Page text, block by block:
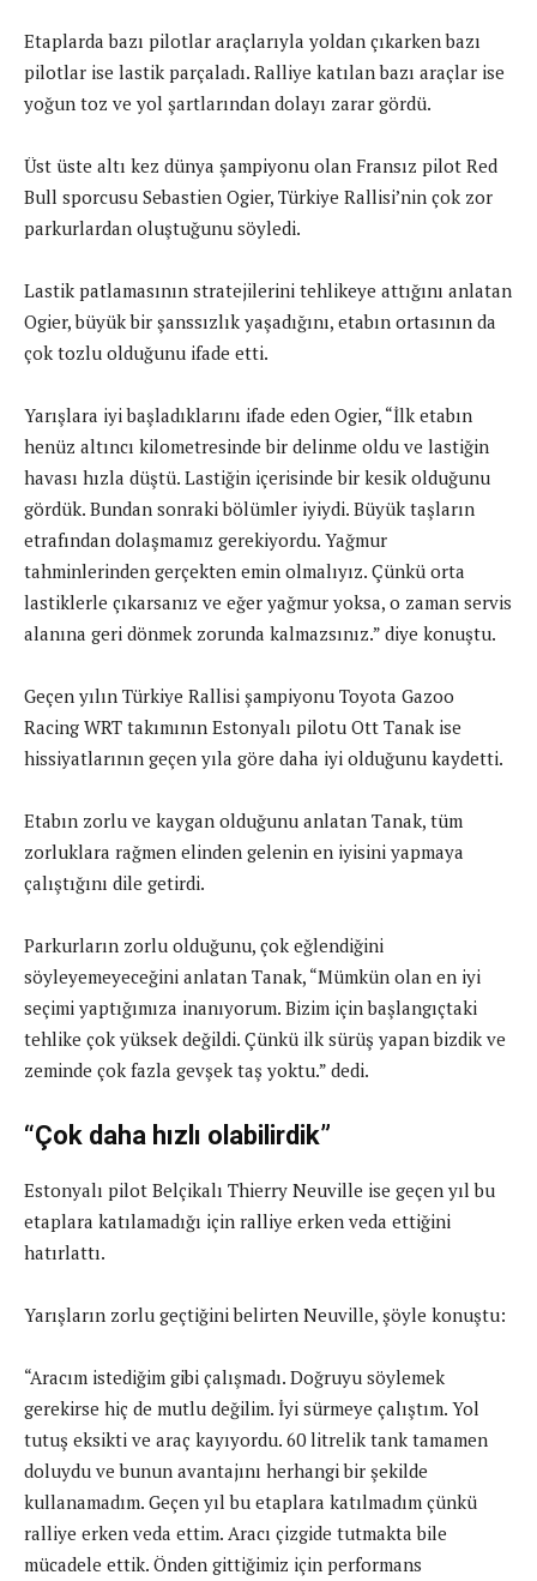
Etaplarda bazı pilotlar araçlarıyla yoldan çıkarken bazı
pilotlar ise lastik parçaladı. Ralliye katılan bazı araçlar ise
yoğun toz ve yol şartlarından dolayı zarar gördü.
Üst üste altı kez dünya şampiyonu olan Fransız pilot Red
Bull sporcusu Sebastien Ogier, Türkiye Rallisi’nin çok zor
parkurlardan oluştuğunu söyledi.
Lastik patlamasının stratejilerini tehlikeye attığını anlatan
Ogier, büyük bir şanssızlık yaşadığını, etabın ortasının da
çok tozlu olduğunu ifade etti.
Yarışlara iyi başladıklarını ifade eden Ogier, “İlk etabın
henüz altıncı kilometresinde bir delinme oldu ve lastiğin
havası hızla düştü. Lastiğin içerisinde bir kesik olduğunu
gördük. Bundan sonraki bölümler iyiydi. Büyük taşların
etrafından dolaşmamız gerekiyordu. Yağmur
tahminlerinden gerçekten emin olmalıyız. Çünkü orta
lastiklerle çıkarsanız ve eğer yağmur yoksa, o zaman servis
alanına geri dönmek zorunda kalmazsınız.” diye konuştu.
Geçen yılın Türkiye Rallisi şampiyonu Toyota Gazoo
Racing WRT takımının Estonyalı pilotu Ott Tanak ise
hissiyatlarının geçen yıla göre daha iyi olduğunu kaydetti.
Etabın zorlu ve kaygan olduğunu anlatan Tanak, tüm
zorluklara rağmen elinden gelenin en iyisini yapmaya
çalıştığını dile getirdi.
Parkurların zorlu olduğunu, çok eğlendiğini
söyleyemeyeceğini anlatan Tanak, “Mümkün olan en iyi
seçimi yaptığımıza inanıyorum. Bizim için başlangıçtaki
tehlike çok yüksek değildi. Çünkü ilk sürüş yapan bizdik ve
zeminde çok fazla gevşek taş yoktu.” dedi.
“Çok daha hızlı olabilirdik”
Estonyalı pilot Belçikalı Thierry Neuville ise geçen yıl bu
etaplara katılamadığı için ralliye erken veda ettiğini
hatırlattı.
Yarışların zorlu geçtiğini belirten Neuville, şöyle konuştu:
“Aracım istediğim gibi çalışmadı. Doğruyu söylemek
gerekirse hiç de mutlu değilim. İyi sürmeye çalıştım. Yol
tutuş eksikti ve araç kayıyordu. 60 litrelik tank tamamen
doluydu ve bunun avantajını herhangi bir şekilde
kullanamadım. Geçen yıl bu etaplara katılmadım çünkü
ralliye erken veda ettim. Aracı çizgide tutmakta bile
mücadele ettik. Önden gittiğimiz için performans